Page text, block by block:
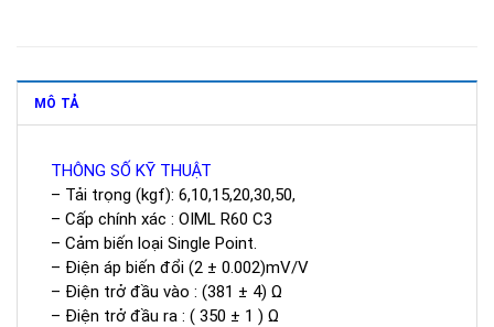
MÔ TẢ
THÔNG SỐ KỸ THUẬT
– Tải trọng (kgf): 6,10,15,20,30,50,
– Cấp chính xác : OIML R60 C3
– Cảm biến loại Single Point.
– Điện áp biến đổi (2 ± 0.002)mV/V
– Điện trở đầu vào : (381 ± 4) Ω
– Điện trở đầu ra : ( 350 ± 1 ) Ω